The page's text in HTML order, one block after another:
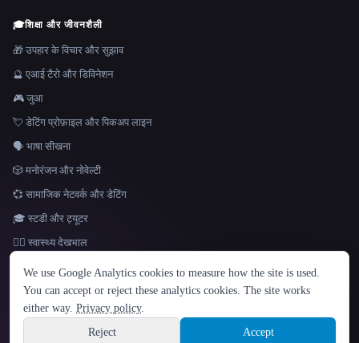
भाषा
English español Français Русский 简体中文
Hindi
🎓शिक्षा और जीवनशैली
🎁 उपहार के विचार और सुझाव
🔮 एआई टैरो और डिविनेशन
🎮 जुआ
💘 डेटिंग प्रोफ़ाइल और पिकअप लाइन
🗣️ भाषा सीखना
🎲 मनोरंजन और नोवेल्टी
💞 सामाजिक नेटवर्क और डेटिंग
🎓 स्टडी और ट्यूटर
👩‍⚕️ स्वास्थ्य देखभाल
Site information
© 2026 That AI Collection. सर्वाधिकार सुरक्षित।
Built with Metatron ★
build de3d624c
We use Google Analytics cookies to measure how the site is used.
You can accept or reject these analytics cookies. The site works
either way. Privacy policy.
Reject
Accept